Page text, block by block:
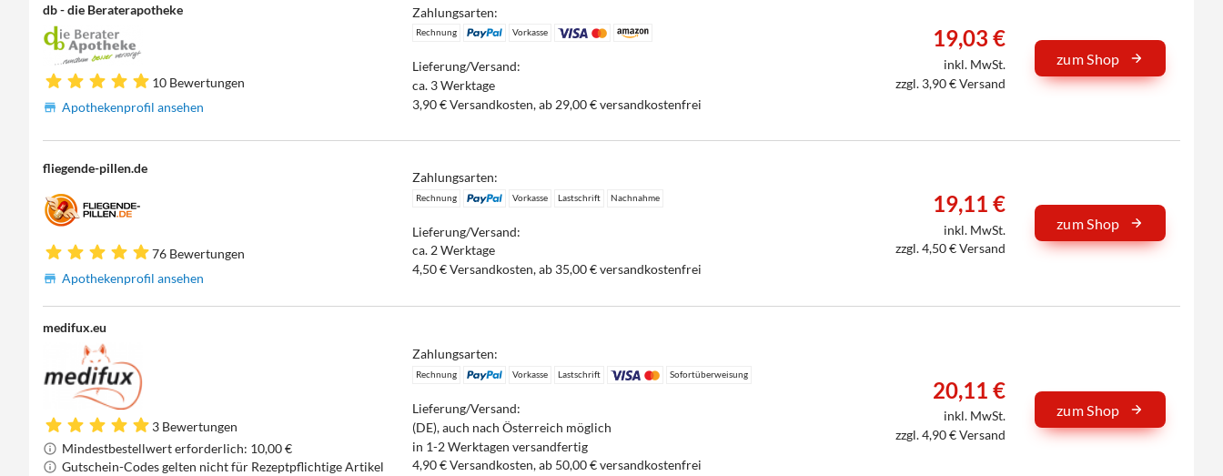
db - die Beraterapotheke
10 Bewertungen
Apothekenprofil ansehen
Zahlungsarten:
Rechnung Vorkasse
Lieferung/Versand:
ca. 3 Werktage
3,90 € Versandkosten, ab 29,00 € versandkostenfrei
19,03 €
inkl. MwSt.
zzgl. 3,90 € Versand
zum Shop
fliegende-pillen.de
76 Bewertungen
Apothekenprofil ansehen
Zahlungsarten:
Rechnung Vorkasse Lastschrift Nachnahme
Lieferung/Versand:
ca. 2 Werktage
4,50 € Versandkosten, ab 35,00 € versandkostenfrei
19,11 €
inkl. MwSt.
zzgl. 4,50 € Versand
zum Shop
medifux.eu
3 Bewertungen
Mindestbestellwert erforderlich: 10,00 €
Gutschein-Codes gelten nicht für Rezeptpflichtige Artikel
Zahlungsarten:
Rechnung Vorkasse Lastschrift Sofortüberweisung
Lieferung/Versand:
(DE), auch nach Österreich möglich
in 1-2 Werktagen versandfertig
4,90 € Versandkosten, ab 50,00 € versandkostenfrei
20,11 €
inkl. MwSt.
zzgl. 4,90 € Versand
zum Shop